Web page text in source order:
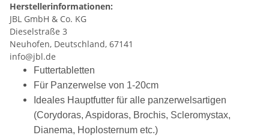
Herstellerinformationen:
JBL GmbH & Co. KG
Dieselstraße 3
Neuhofen, Deutschland, 67141
info@jbl.de
Futtertabletten
Für Panzerwelse von 1-20cm
Ideales Hauptfutter für alle panzerwelsartigen
(Corydoras, Aspidoras, Brochis, Scleromystax,
Dianema, Hoplosternum etc.)